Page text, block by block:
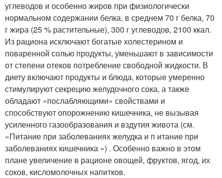
углеводов и особенно жиров при физиологически
нормальном содержании белка, в среднем 70 г белка, 70
г жира (25 % растительные), 300 г углеводов, 2100 ккал.
Из рациона исключают богатые холестерином и
поваренной солью продукты, уменьшают в зависимости
от степени отеков потребление свободной жидкости. В
диету включают продукты и блюда, которые умеренно
стимулируют секрецию желудочного сока, а также
обладают «послабляющими» свойствами и
способствуют опорожнению кишечника, не вызывая
усиленного газообразования и вздутия живота (см.
«Питание при заболеваниях желудка и п итание при
заболеваниях кишечника ») . Особенно важно в этом
плане увеличение в рационе овощей, фруктов, ягод, их
соков, кисломолочных напитков.